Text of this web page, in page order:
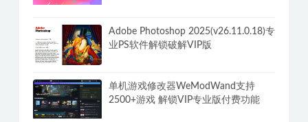
Adobe Photoshop 2025(v26.11.0.18)专
业PS软件解锁破解VIP版
单机游戏修改器WeModWand支持
2500+游戏 解锁VIP专业版付费功能